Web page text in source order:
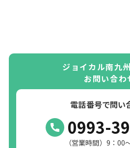
ジョイカル南九
お問い合わ
電話番号で問い
0993-
（営業時間）9：00